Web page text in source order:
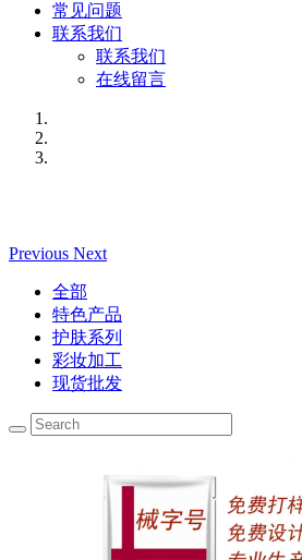
常见问题
联系我们
联系我们
在线留言
Previous Next
全部
特色产品
护肤系列
彩妆加工
现货批发